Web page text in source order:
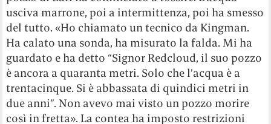
usciva marrone, poi a intermittenza, poi ha smesso
del tutto. «Ho chiamato un tecnico da Kingman.
Ha calato una sonda, ha misurato la falda. Mi ha
guardato e ha detto “Signor Redcloud, il suo pozzo
è ancora a quaranta metri. Solo che l’acqua è a
trentacinque. Si è abbassata di quindici metri in
due anni”. Non avevo mai visto un pozzo morire
così in fretta». La contea ha imposto restrizioni